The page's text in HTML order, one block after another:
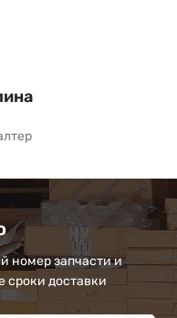
номер запчасти и
сроки доставки